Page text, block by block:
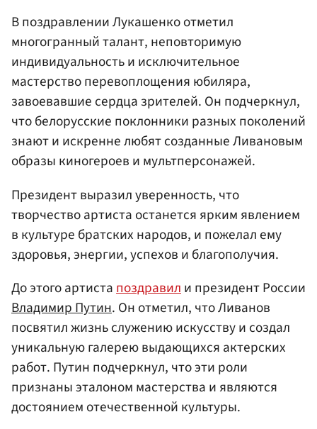
В поздравлении Лукашенко отметил
многогранный талант, неповторимую
индивидуальность и исключительное
мастерство перевоплощения юбиляра,
завоевавшие сердца зрителей. Он подчеркнул,
что белорусские поклонники разных поколений
знают и искренне любят созданные Ливановым
образы киногероев и мультперсонажей.
Президент выразил уверенность, что
творчество артиста останется ярким явлением
в культуре братских народов, и пожелал ему
здоровья, энергии, успехов и благополучия.
До этого артистапоздравили президент России
Владимир Путин. Он отметил, что Ливанов
посвятил жизнь служению искусству и создал
уникальную галерею выдающихся актерских
работ. Путин подчеркнул, что эти роли
признаны эталоном мастерства и являются
достоянием отечественной культуры.